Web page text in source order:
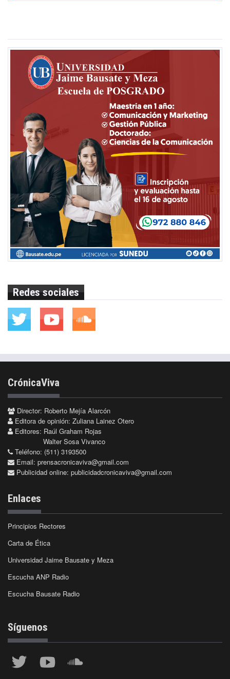
Redes sociales
CrónicaViva
Director: Roberto Mejía Alarcón
Editora de opinión: Zuliana Lainez Otero
Editores: Raúl Graham Rojas
Walter Sosa Vivanco
Teléfono: (511) 3193500
Email: prensacronicaviva@gmail.com
Publicidad online: publicidadcronicaviva@gmail.com
Enlaces
Principios Rectores
Carta de Ética
Universidad Jaime Bausate y Meza
Escucha ANP Radio
Escucha Bausate Radio
Síguenos